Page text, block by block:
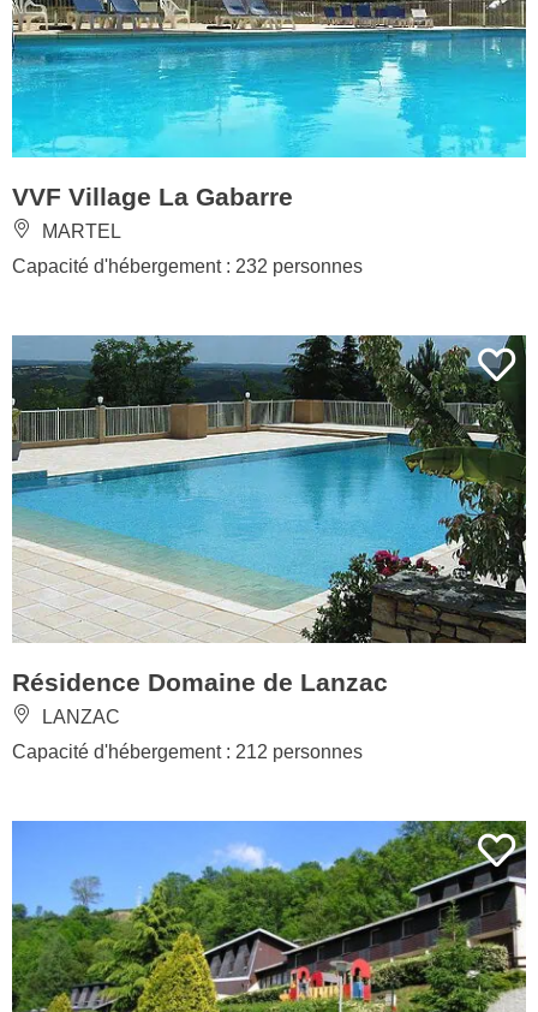
VVF Village La Gabarre
MARTEL
Capacité d'hébergement : 232 personnes
Résidence Domaine de Lanzac
LANZAC
Capacité d'hébergement : 212 personnes